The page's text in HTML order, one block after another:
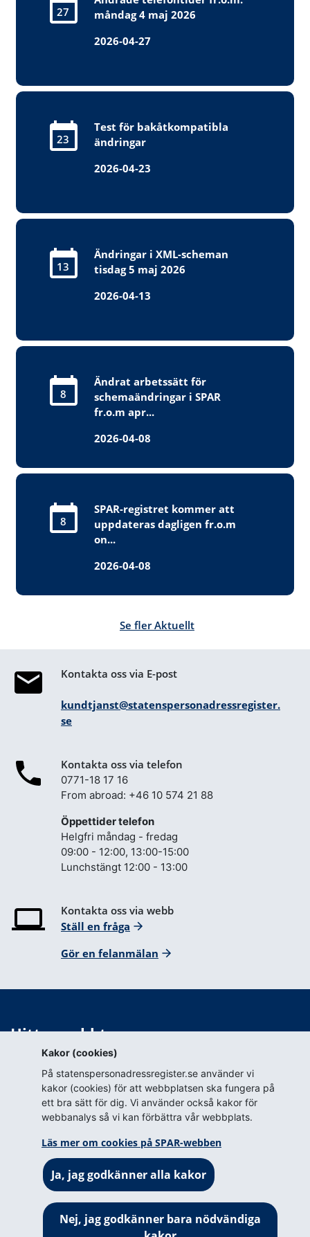
Kakor (cookies)
På statenspersonadressregister.se använder vi
kakor (cookies) för att webbplatsen ska fungera på
ett bra sätt för dig. Vi använder också kakor för
webbanalys så vi kan förbättra vår webbplats.
Läs mer om cookies på SPAR-webben
Ja, jag godkänner alla kakor
Nej, jag godkänner bara nödvändiga
27
måndag 4 maj 2026
2026-04-27
23
Test för bakåtkompatibla
ändringar
2026-04-23
13
Ändringar i XML-scheman
tisdag 5 maj 2026
2026-04-13
8
Ändrat arbetssätt för
schemaändringar i SPAR
fr.o.m apr...
2026-04-08
8
SPAR-registret kommer att
uppdateras dagligen fr.o.m
on...
2026-04-08
Se fler Aktuellt
Kontakta oss via E-post
kundtjanst@statenspersonadressregister.
se
Kontakta oss via telefon
0771-18 17 16
From abroad: +46 10 574 21 88
Öppettider telefon
Helgfri måndag - fredag
09:00 - 12:00, 13:00-15:00
Lunchstängt 12:00 - 13:00
Kontakta oss via webb
Ställ en fråga
Gör en felanmälan
Hitta snabbt
Webbkarta
Blanketter för tillstånd
Om webbplatsen
Om webbplatsen
Om cookies på SPAR-webben
Prenumerera (RSS)
Tillgänglighetsredogörelse